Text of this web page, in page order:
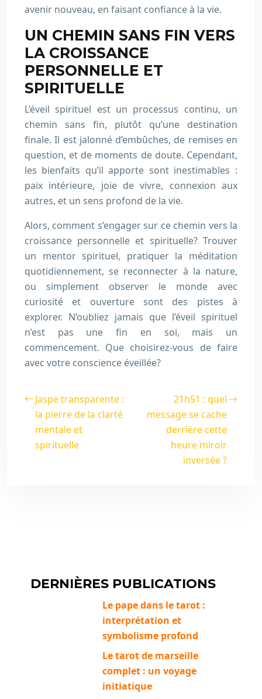
avenir nouveau, en faisant confiance à la vie.
UN CHEMIN SANS FIN VERS
LA CROISSANCE
PERSONNELLE ET
SPIRITUELLE
L’éveil spirituel est un processus continu, un
chemin sans fin, plutôt qu’une destination
finale. Il est jalonné d’embûches, de remises en
question, et de moments de doute. Cependant,
les bienfaits qu’il apporte sont inestimables :
paix intérieure, joie de vivre, connexion aux
autres, et un sens profond de la vie.
Alors, comment s’engager sur ce chemin vers la
croissance personnelle et spirituelle? Trouver
un mentor spirituel, pratiquer la méditation
quotidiennement, se reconnecter à la nature,
ou simplement observer le monde avec
curiosité et ouverture sont des pistes à
explorer. N’oubliez jamais que l’éveil spirituel
n’est pas une fin en soi, mais un
commencement. Que choisirez-vous de faire
avec votre conscience éveillée?
Jaspe transparente :
la pierre de la clarté
mentale et
spirituelle
21h51 : quel
message se cache
derrière cette
heure miroir
inversée ?
DERNIÈRES PUBLICATIONS
Le pape dans le tarot :
interprétation et
symbolisme profond
Le tarot de marseille
complet : un voyage
initiatique